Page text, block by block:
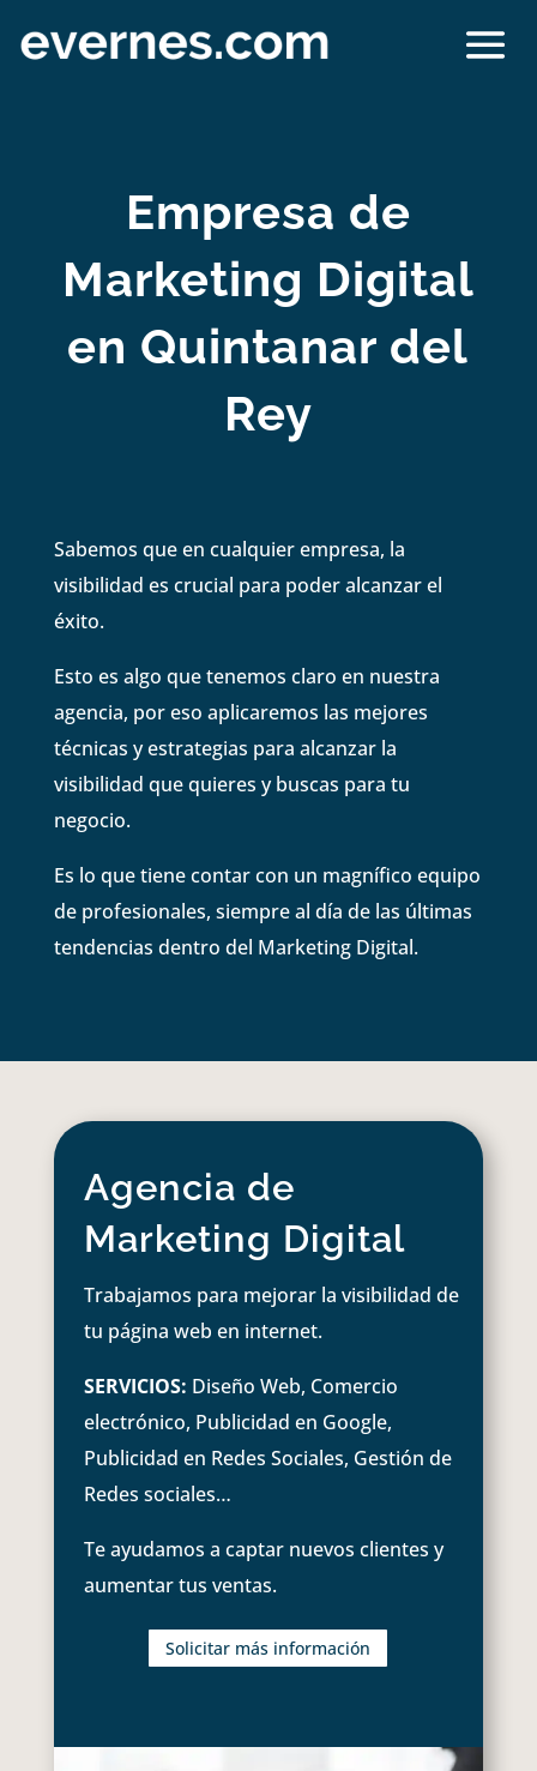
Empresa de
Marketing Digital
en Quintanar del
Rey
Sabemos que en cualquier empresa, la
visibilidad es crucial para poder alcanzar el
éxito.
Esto es algo que tenemos claro en nuestra
agencia, por eso aplicaremos las mejores
técnicas y estrategias para alcanzar la
visibilidad que quieres y buscas para tu
negocio.
Es lo que tiene contar con un magnífico equipo
de profesionales, siempre al día de las últimas
tendencias dentro del Marketing Digital.
Agencia de
Marketing Digital
Trabajamos para mejorar la visibilidad de
tu página web en internet.
SERVICIOS: Diseño Web, Comercio
electrónico, Publicidad en Google,
Publicidad en Redes Sociales, Gestión de
Redes sociales…
Te ayudamos a captar nuevos clientes y
aumentar tus ventas.
Solicitar más información